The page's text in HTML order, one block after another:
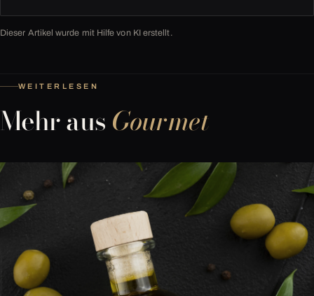
Dieser Artikel wurde mit Hilfe von KI erstellt.
WEITERLESEN
Mehr ausGourmet